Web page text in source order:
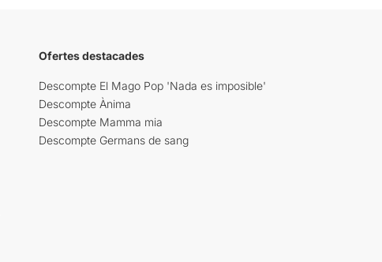
Ofertes destacades
Descompte El Mago Pop 'Nada es imposible'
Descompte Ànima
Descompte Mamma mia
Descompte Germans de sang